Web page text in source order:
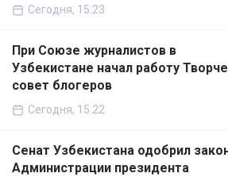
Сегодня, 15:23
При Союзе журналистов в
Узбекистане начал работу
совет блогеров
Сегодня, 15:22
Сенат Узбекистана одобрил
Администрации президента